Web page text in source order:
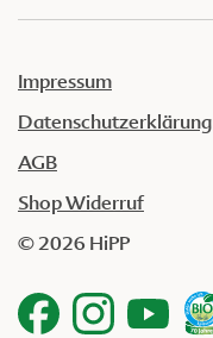
Impressum
Datenschutzerklärung
AGB
Shop Widerruf
© 2026 HiPP